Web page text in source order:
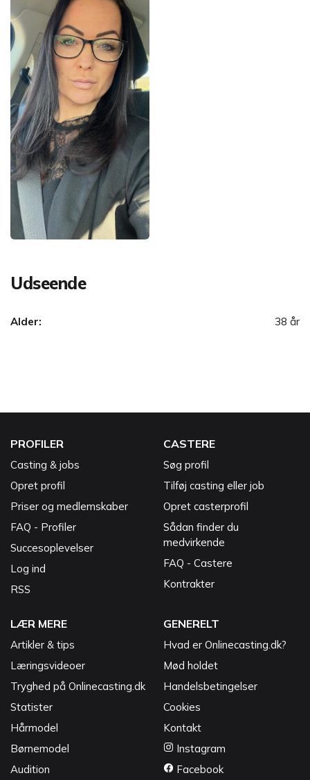
Udseende
Alder: 38 år
PROFILER
Casting & jobs
Opret profil
Priser og medlemskaber
FAQ - Profiler
Succesoplevelser
Log ind
RSS
CASTERE
Søg profil
Tilføj casting eller job
Opret casterprofil
Sådan finder du
medvirkende
FAQ - Castere
Kontrakter
LÆR MERE
Artikler & tips
Læringsvideoer
Tryghed på Onlinecasting.dk
Statister
Hårmodel
Børnemodel
Audition
GENERELT
Hvad er Onlinecasting.dk?
Mød holdet
Handelsbetingelser
Cookies
Kontakt
Instagram
Facebook